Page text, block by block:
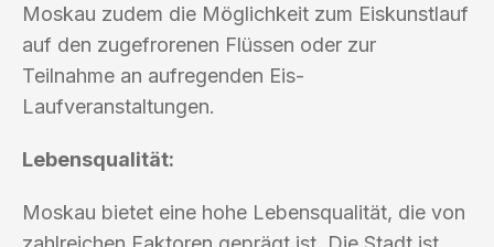
Moskau zudem die Möglichkeit zum Eiskunstlauf
auf den zugefrorenen Flüssen oder zur
Teilnahme an aufregenden Eis-
Laufveranstaltungen.
Lebensqualität:
Moskau bietet eine hohe Lebensqualität, die von